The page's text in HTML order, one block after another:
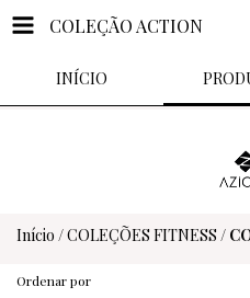
COLEÇÃO ACTION
INÍCIO
Início /COLEÇÕES FITNESS /
Ordenar por